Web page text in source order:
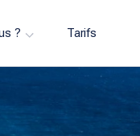
? Tarifs